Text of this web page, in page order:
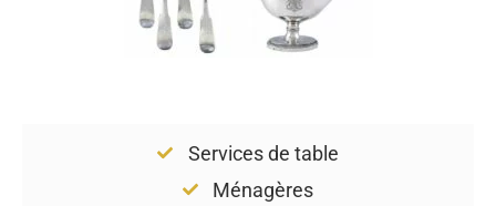
Services de table
Ménagères